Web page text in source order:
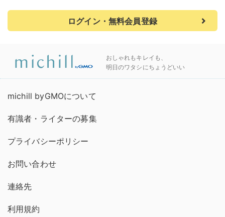
ログイン・無料会員登録
おしゃれもキレイも、
明日のワタシにちょうどいい
michill byGMOについて
有識者・ライターの募集
プライバシーポリシー
お問い合わせ
連絡先
利用規約